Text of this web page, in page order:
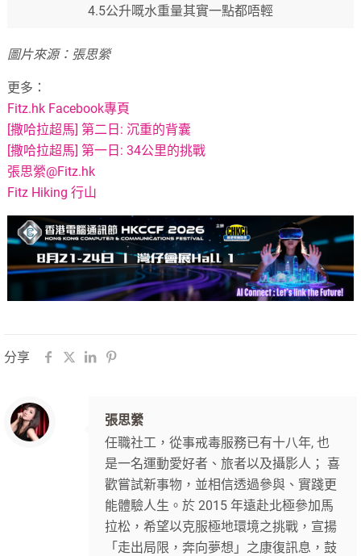
4.5公升嘅水重量其實一點都唔輕
圖片來源：張思縈
更多：
Fitz.hk Facebook專頁
[撒哈拉超馬] 第二日: 沉重的背囊
[撒哈拉超馬] 第一日: 34公里的挑戰
張思縈@Fitz.hk
Fitz Hiking 行山
分享
張思縈
任職社工，從事戒毒服務已有十八年, 也
是一名運動愛好者、旅者以及攝影人； 喜
歡嘗試新事物，並相信透過參與、實踐更
能體驗人生。於 2015 年遠赴北極參加馬
拉松，希望以克服極地環境之挑戰，宣揚
「走出局限，奔向夢想」之康復訊息，鼓